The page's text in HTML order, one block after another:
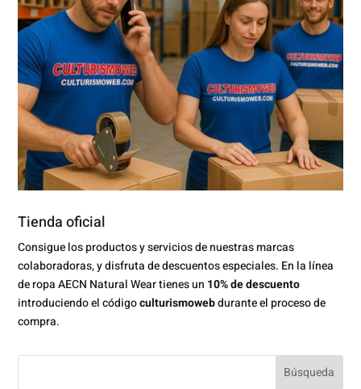
Tienda oficial
Consigue los productos y servicios de nuestras marcas
colaboradoras, y disfruta de descuentos especiales. En la línea
de ropa AECN Natural Wear tienes un 10% de descuento
introduciendo el códigoculturismowebdurante el proceso de
compra.